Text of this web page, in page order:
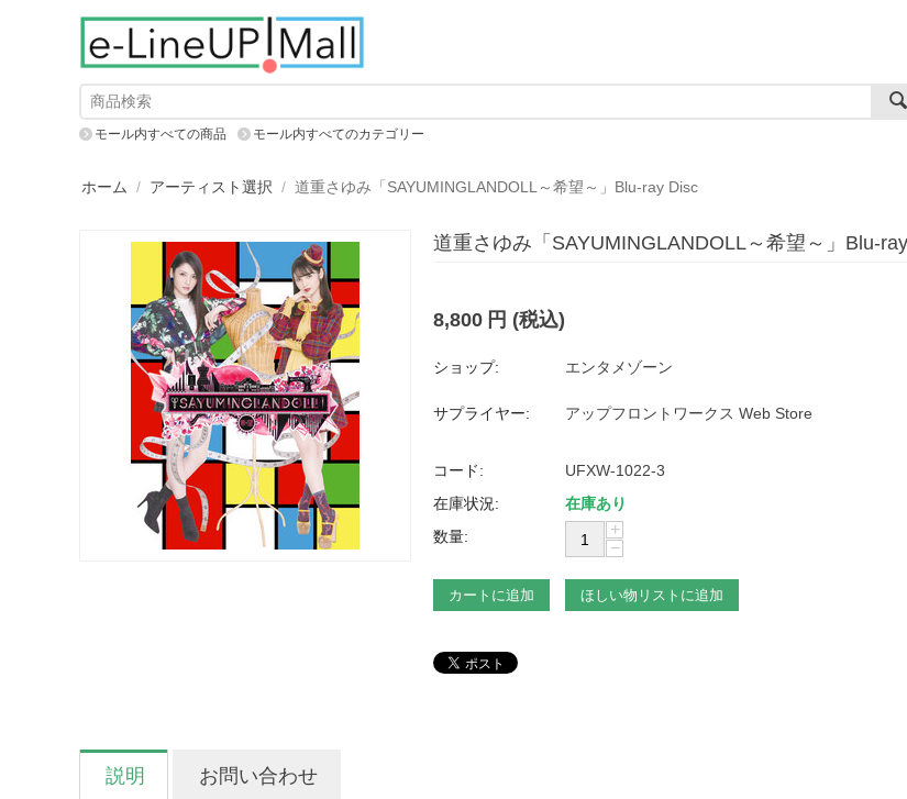
モール内すべての商品 モール内すべてのカテゴリー
ホーム / アーティスト選択 / 道重さゆみ「SAYUMINGLANDOLL～希望～」Blu-ray Disc
道重さゆみ「SAYUMINGLANDOLL～希望～」Blu-
8,800 円 (税込)
ショップ: エンタメゾーン
サプライヤー: アップフロントワークス Web Store
コード:
UFXW-1022-3
在庫状況:
在庫あり
数量:
+
−
カートに追加 ほしい物リストに追加
説明 お問い合わせ